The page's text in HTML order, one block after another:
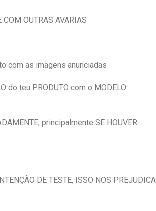
COM OUTRAS AVARIAS
com as imagens anunciadas
do teu PRODUTO com o MODELO
principalmente SE HOUVER
DE TESTE, ISSO NOS PREJUDICA